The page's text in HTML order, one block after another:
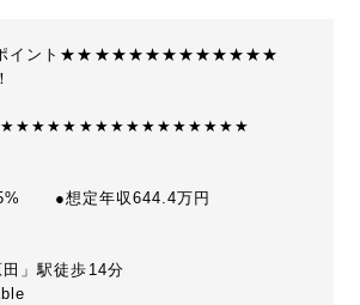
ポイント★★★★★★★★★★★★★
●想定年収644.4万円
」駅徒歩14分